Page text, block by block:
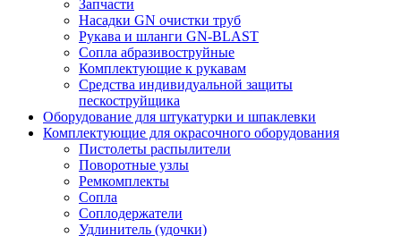
Запчасти
Насадки GN очистки труб
Рукава и шланги GN-BLAST
Сопла абразивоструйные
Комплектующие к рукавам
Средства индивидуальной защиты
пескоструйщика
Оборудование для штукатурки и шпаклевки
Комплектующие для окрасочного оборудования
Пистолеты распылители
Поворотные узлы
Ремкомплекты
Сопла
Соплодержатели
Удлинитель (удочки)